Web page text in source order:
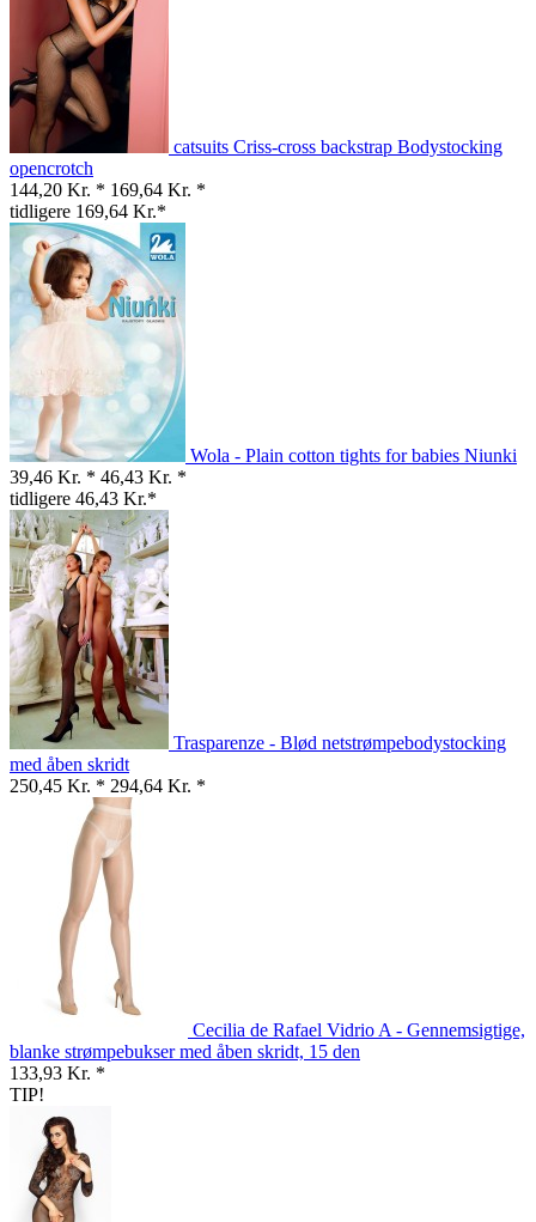
catsuits Criss-cross backstrap Bodystocking
opencrotch
144,20 Kr. * 169,64 Kr. *
tidligere 169,64 Kr.*
Wola - Plain cotton tights for babies Niunki
39,46 Kr. * 46,43 Kr. *
tidligere 46,43 Kr.*
Trasparenze - Blød netstrømpebodystocking
med åben skridt
250,45 Kr. * 294,64 Kr. *
Cecilia de Rafael Vidrio A - Gennemsigtige,
blanke strømpebukser med åben skridt, 15 den
133,93 Kr. *
TIP!